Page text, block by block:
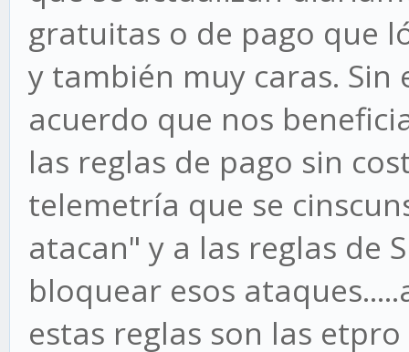
gratuitas o de pago que
y también muy caras.
acuerdo que nos
las reglas de pago sin
telemetría que se
atacan" y a las reglas de
bloquear esos
estas reglas son las